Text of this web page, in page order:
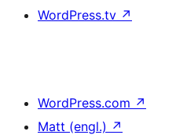
WordPress.tv ↗
WordPress.com ↗
Matt (engl.) ↗